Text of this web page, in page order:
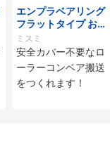
エンプラベアリング
フラットタイプ おね
じ付
ミスミ
安全カバー不要なロ
ーラーコンベア搬送
をつくれます！